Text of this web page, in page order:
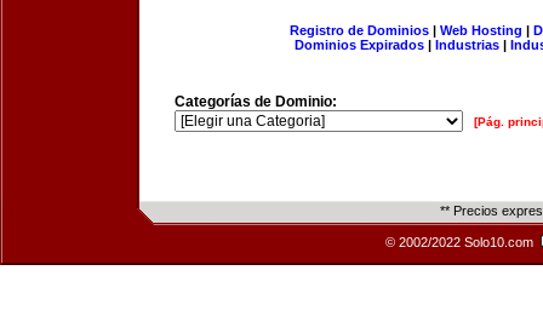
Registro de Dominios| Web Hosting |
Dominios Expirados | Industrias |
Categorías de Dominio:
[Pág.
** Precios
© 2002/2022 Solo10.com